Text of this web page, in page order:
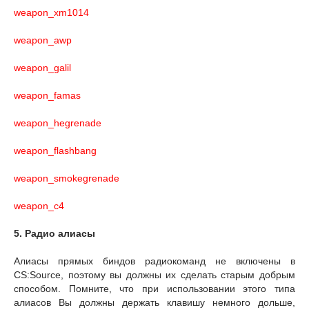
weapon_xm1014
weapon_awp
weapon_galil
weapon_famas
weapon_hegrenade
weapon_flashbang
weapon_smokegrenade
weapon_c4
5. Радио алиасы
Алиасы прямых биндов радиокоманд не включены в
CS:Source, поэтому вы должны их сделать старым добрым
способом. Помните, что при использовании этого типа
алиасов Вы должны держать клавишу немного дольше,